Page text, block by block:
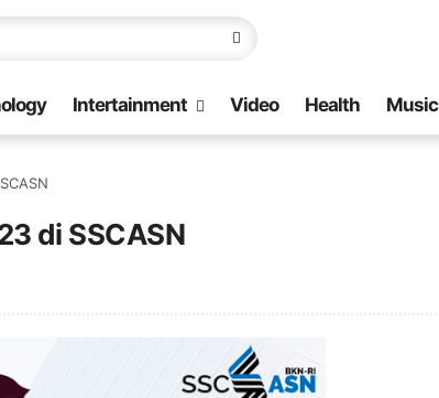
Intertainment Video Health Music
di SSCASN